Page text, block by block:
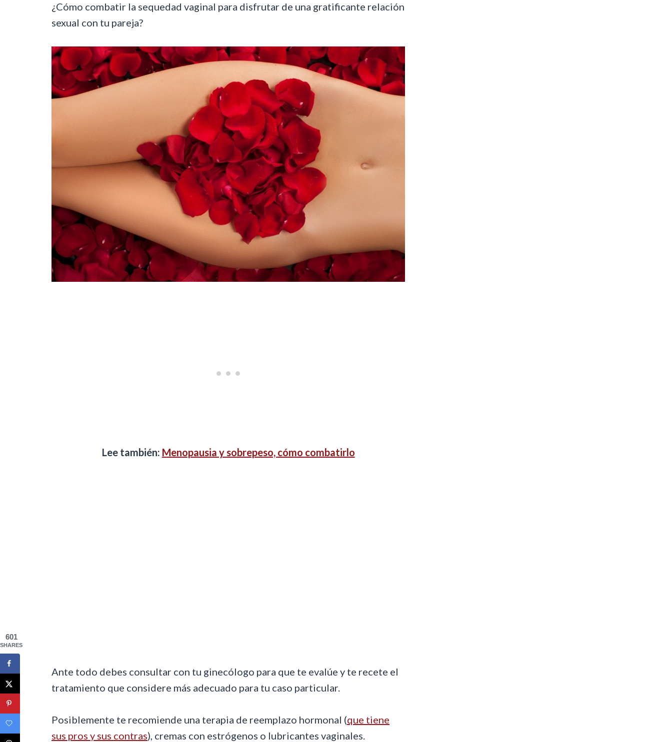
¿Cómo combatir la sequedad vaginal para disfrutar de una gratificante relación
sexual con tu pareja?
Lee también: Menopausia y sobrepeso, cómo combatirlo
Ante todo debes consultar con tu ginecólogo para que te evalúe y te recete el
tratamiento que considere más adecuado para tu caso particular.
Posiblemente te recomiende una terapia de reemplazo hormonal (que tiene
sus pros y sus contras), cremas con estrógenos o lubricantes vaginales.
601
SHARES